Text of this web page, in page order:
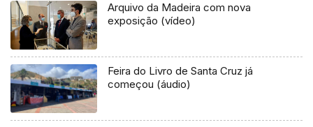
Arquivo da Madeira com nova
exposição (vídeo)
Feira do Livro de Santa Cruz já
começou (áudio)